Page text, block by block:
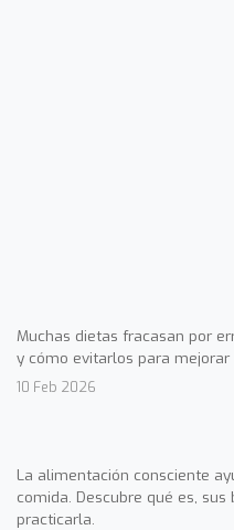
Muchas dietas fracasan por
y cómo evitarlos para
10 Feb 2026
La alimentación consciente
comida. Descubre qué es,
practicarla.